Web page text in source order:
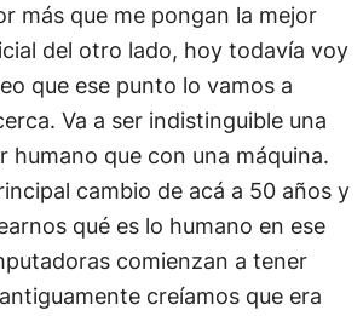
más que me pongan la mejor
del otro lado, hoy todavía voy
que ese punto lo vamos a
Va a ser indistinguible una
humano que con una máquina.
cambio de acá a 50 años y
qué es lo humano en ese
comienzan a tener
creíamos que era